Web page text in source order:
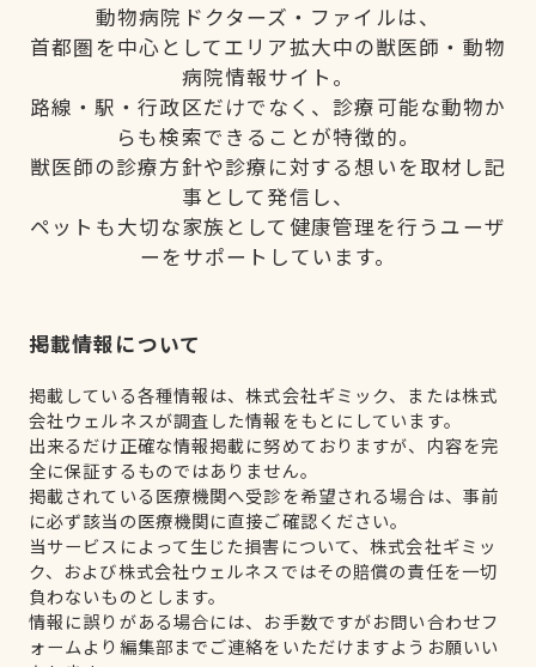
動物病院ドクターズ・ファイルは、
首都圏を中心としてエリア拡大中の獣医師・動物
病院情報サイト。
路線・駅・行政区だけでなく、診療可能な動物か
らも検索できることが特徴的。
獣医師の診療方針や診療に対する想いを取材し記
事として発信し、
ペットも大切な家族として健康管理を行うユーザ
ーをサポートしています。
掲載情報について
掲載している各種情報は、株式会社ギミック、または株式
会社ウェルネスが調査した情報をもとにしています。
出来るだけ正確な情報掲載に努めておりますが、内容を完
全に保証するものではありません。
掲載されている医療機関へ受診を希望される場合は、事前
に必ず該当の医療機関に直接ご確認ください。
当サービスによって生じた損害について、株式会社ギミッ
ク、および株式会社ウェルネスではその賠償の責任を一切
負わないものとします。
情報に誤りがある場合には、お手数ですがお問い合わせフ
ォームより編集部までご連絡をいただけますようお願いい